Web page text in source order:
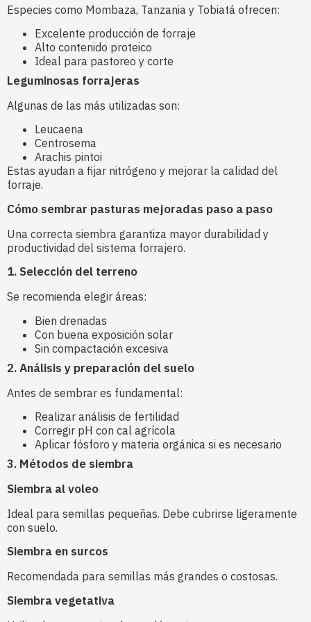
Especies como Mombaza, Tanzania y Tobiatá ofrecen:
Excelente producción de forraje
Alto contenido proteico
Ideal para pastoreo y corte
Leguminosas forrajeras
Algunas de las más utilizadas son:
Leucaena
Centrosema
Arachis pintoi
Estas ayudan a fijar nitrógeno y mejorar la calidad del
forraje.
Cómo sembrar pasturas mejoradas paso a paso
Una correcta siembra garantiza mayor durabilidad y
productividad del sistema forrajero.
1. Selección del terreno
Se recomienda elegir áreas:
Bien drenadas
Con buena exposición solar
Sin compactación excesiva
2. Análisis y preparación del suelo
Antes de sembrar es fundamental:
Realizar análisis de fertilidad
Corregir pH con cal agrícola
Aplicar fósforo y materia orgánica si es necesario
3. Métodos de siembra
Siembra al voleo
Ideal para semillas pequeñas. Debe cubrirse ligeramente
con suelo.
Siembra en surcos
Recomendada para semillas más grandes o costosas.
Siembra vegetativa